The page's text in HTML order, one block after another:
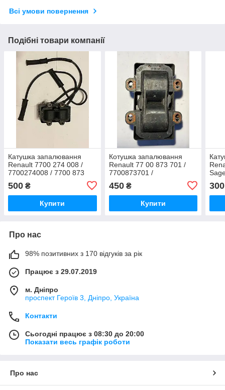
Всі умови повернення
Подібні товари компанії
Катушка запалювання
Renault 7700 274 008 /
7700274008 / 7700 873
2526151A
500 ₴
Купити
Котушка запалювання
Renault 77 00 873 701 /
7700873701 /
7700872449E / 2526078A
450₴
Купити
300
Про нас
98% позитивних з 170 відгуків за рік
Працює з 29.07.2019
м. Дніпро
проспект Героїв 3, Дніпро, Україна
Контакти
Сьогодні працює з 08:30 до 20:00
Показати весь графік роботи
Про нас